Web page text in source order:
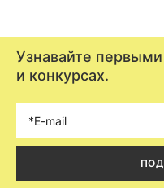
Узнавайте
и конкурсах.